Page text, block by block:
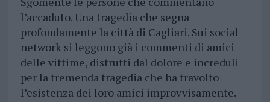
l’accaduto. Una tragedia che segna
profondamente la città di Cagliari. Sui social
network si leggono già i commenti di amici
delle vittime, distrutti dal dolore e increduli
per la tremenda tragedia che ha travolto
l’esistenza dei loro amici improvvisamente.